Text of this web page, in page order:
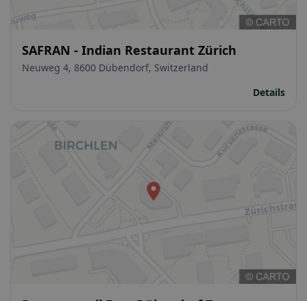
SAFRAN - Indian Restaurant Zürich
Neuweg 4, 8600 Dübendorf, Switzerland
Details